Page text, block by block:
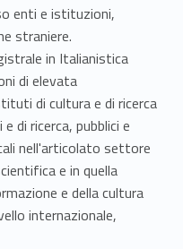
enti e istituzioni,
straniere.
in Italianistica
di elevata
di cultura e di ricerca
di ricerca, pubblici e
nell'articolato settore
e in quella
e della cultura
internazionale,